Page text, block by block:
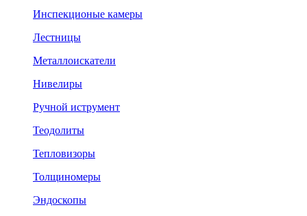
Инспекционые камеры
Лестницы
Металлоискатели
Нивелиры
Ручной иструмент
Теодолиты
Тепловизоры
Толщиномеры
Эндоскопы